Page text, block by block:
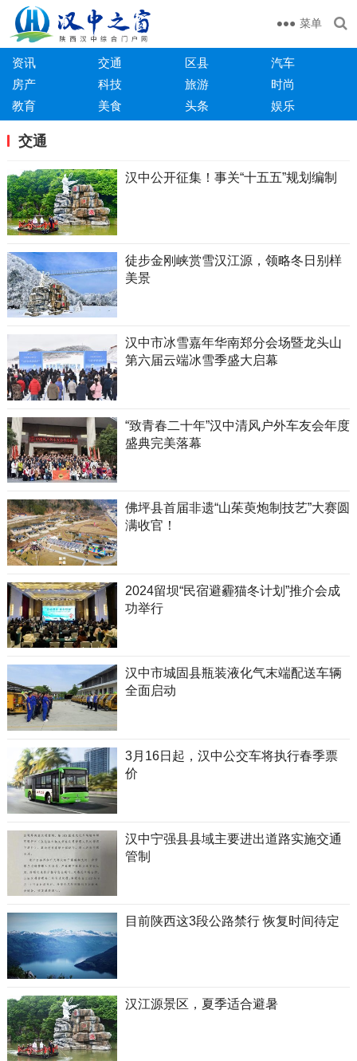
菜单
资讯 交通 区县
汽车
房产
科技 旅游
时尚
教育
美食 头条 娱乐
交通
汉中公开征集！事关“十五五”规划编制
徒步金刚峡赏雪汉江源，领略冬日别样
美景
汉中市冰雪嘉年华南郑分会场暨龙头山
第六届云端冰雪季盛大启幕
“致青春二十年”汉中清风户外车友会年度
盛典完美落幕
佛坪县首届非遗“山茱萸炮制技艺”大赛圆
满收官！
2024留坝“民宿避霾猫冬计划”推介会成
功举行
汉中市城固县瓶装液化气末端配送车辆
全面启动
3月16日起，汉中公交车将执行春季票
价
汉中宁强县县域主要进出道路实施交通
管制
目前陕西这3段公路禁行 恢复时间待定
汉江源景区，夏季适合避暑